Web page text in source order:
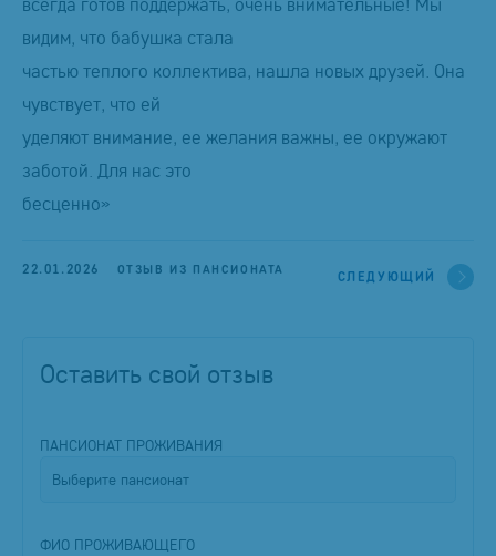
видим, что бабушка стала
частью теплого коллектива, нашла новых друзей. Она
чувствует, что ей
уделяют внимание, ее желания важны, ее окружают
заботой. Для нас это
бесценно»
22.01.2026 ОТЗЫВ ИЗ ПАНСИОНАТА СЛЕДУЮЩИЙ
Оставить свой отзыв
ПАНСИОНАТ ПРОЖИВАНИЯ
ФИО ПРОЖИВАЮЩЕГО